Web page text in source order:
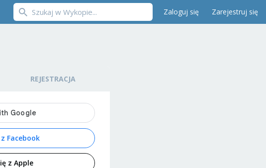
Zaloguj się Zarejestruj się
REJESTRACJA
Facebook
z Apple